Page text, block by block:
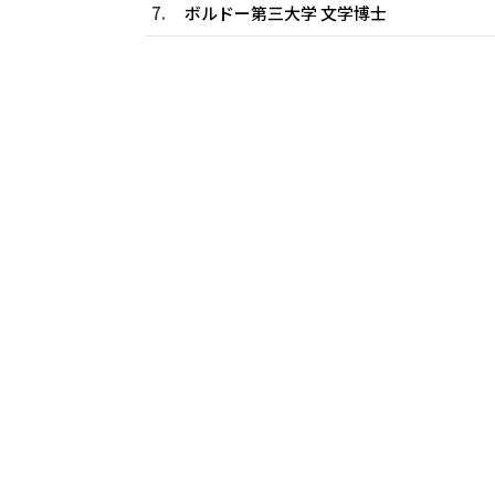
7. ボルドー第三大学 文学博士